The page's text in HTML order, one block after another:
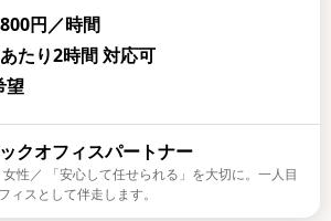
円／時間
たり2時間 対応可
望
クオフィスパートナー
性／ 「安心して任せられる」を大切に。一人目
ィスとして伴走します。